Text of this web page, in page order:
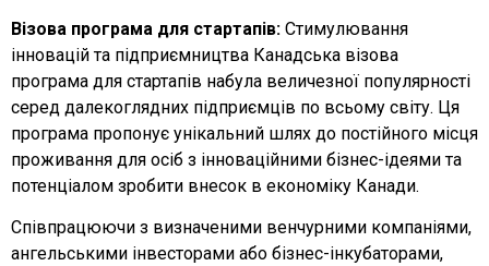
Візова програма для стартапів: Стимулювання
інновацій та підприємництва Канадська візова
програма для стартапів набула величезної популярності
серед далекоглядних підприємців по всьому світу. Ця
програма пропонує унікальний шлях до постійного місця
проживання для осіб з інноваційними бізнес-ідеями та
потенціалом зробити внесок в економіку Канади.
Співпрацюючи з визначеними венчурними компаніями,
ангельськими інвесторами або бізнес-інкубаторами,